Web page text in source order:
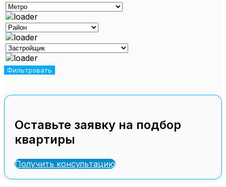
Оставьте заявку на подбор
квартиры
Получить консультацию